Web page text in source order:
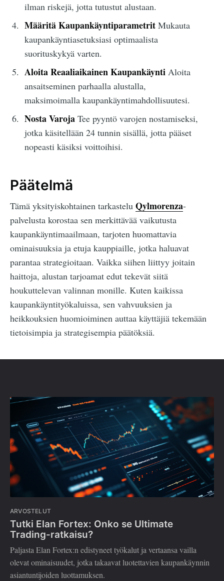
ilman riskejä, jotta tutustut alustaan.
Määritä KaupankäyntiparametritMukauta
kaupankäyntiasetuksiasi optimaalista
suorituskykyä varten.
Aloita Reaaliaikainen KaupankäyntiAloita
ansaitseminen parhaalla alustalla,
maksimoimalla kaupankäyntimahdollisuutesi.
Nosta VarojaTee pyyntö varojen nostamiseksi,
jotka käsitellään 24 tunnin sisällä, jotta pääset
nopeasti käsiksi voittoihisi.
Päätelmä
Tämä yksityiskohtainen tarkastelu Qylmorenza-
palvelusta korostaa sen merkittävää vaikutusta
kaupankäyntimaailmaan, tarjoten huomattavia
ominaisuuksia ja etuja kauppiaille, jotka haluavat
parantaa strategioitaan. Vaikka siihen liittyy joitain
haittoja, alustan tarjoamat edut tekevät siitä
houkuttelevan valinnan monille. Kuten kaikissa
kaupankäyntityökaluissa, sen vahvuuksien ja
heikkouksien huomioiminen auttaa käyttäjiä tekemään
tietoisimpia ja strategisempia päätöksiä.
ARVOSTELUT
Tutki Elan Fortex: Onko se Ultimate
Trading-ratkaisu?
Paljasta Elan Fortex:n edistyneet työkalut ja vertaansa vailla
olevat ominaisuudet, jotka takaavat luotettavien kaupankäynnin
asiantuntijoiden luottamuksen.